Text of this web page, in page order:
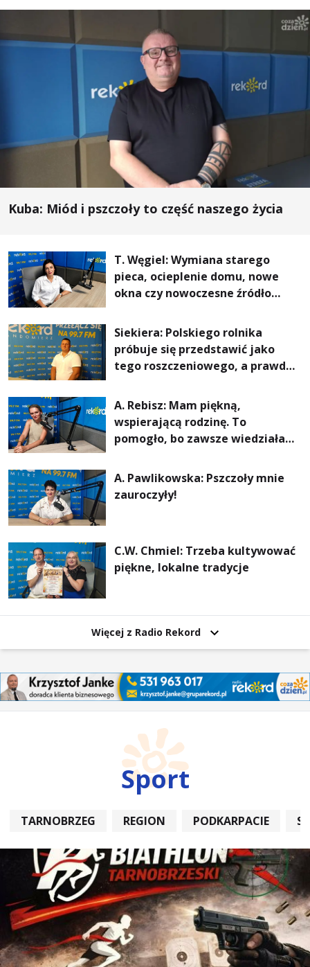
Kuba: Miód i pszczoły to część naszego życia
T. Węgiel: Wymiana starego
pieca, ocieplenie domu, nowe
okna czy nowoczesne źródło
rachunki za energię, lepszy
komfort życia i... czystsze
powietrze
Siekiera: Polskiego rolnika
próbuje się przedstawić jako
tego roszczeniowego, a prawda
A. Rebisz: Mam piękną,
wspierającą rodzinę. To
pomogło, bo zawsze wiedziałam,
najważniejsza
A. Pawlikowska: Pszczoły mnie
zauroczyły!
C.W. Chmiel: Trzeba kultywować
piękne, lokalne tradycje
Więcej z Radio Rekord
Sport
TARNOBRZEG REGION PODKARPACIE